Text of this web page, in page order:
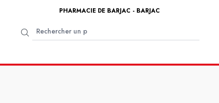
PHARMACIE DE BARJAC - BARJAC